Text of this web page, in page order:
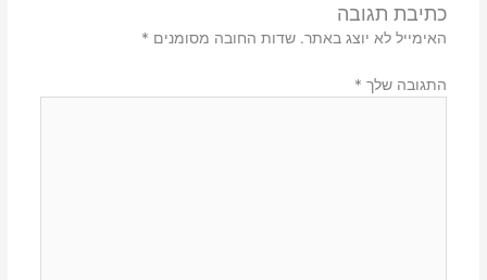
כתיבת תגובה
האימייל לא יוצג באתר. שדות החובה מסומנים *
התגובה שלך *